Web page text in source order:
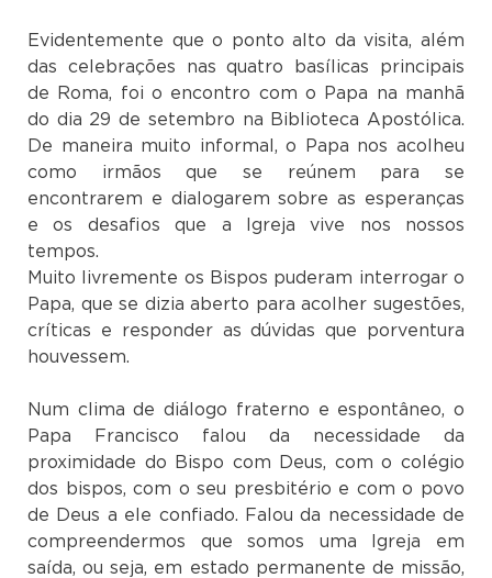
Evidentemente que o ponto alto da visita, além
das celebrações nas quatro basílicas principais
de Roma, foi o encontro com o Papa na manhã
do dia 29 de setembro na Biblioteca Apostólica.
De maneira muito informal, o Papa nos acolheu
como irmãos que se reúnem para se
encontrarem e dialogarem sobre as esperanças
e os desafios que a Igreja vive nos nossos
Muito livremente os Bispos puderam interrogar o
Papa, que se dizia aberto para acolher sugestões,
críticas e responder as dúvidas que porventura
houvessem.
Num clima de diálogo fraterno e espontâneo, o
Papa Francisco falou da necessidade da
proximidade do Bispo com Deus, com o colégio
dos bispos, com o seu presbitério e com o povo
de Deus a ele confiado. Falou da necessidade de
compreendermos que somos uma Igreja em
saída, ou seja, em estado permanente de missão,